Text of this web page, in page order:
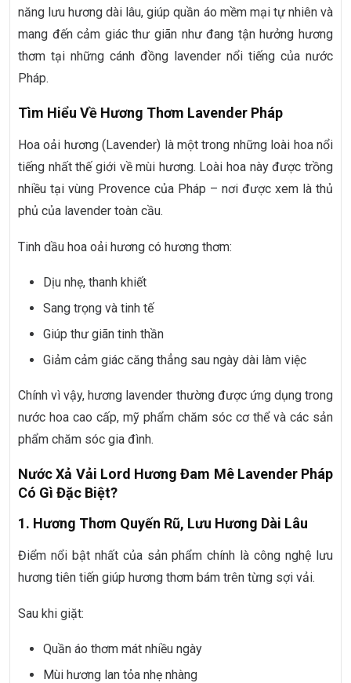
năng lưu hương dài lâu, giúp quần áo mềm mại tự nhiên và
mang đến cảm giác thư giãn như đang tận hưởng hương
thơm tại những cánh đồng lavender nổi tiếng của nước
Pháp.
Tìm Hiểu Về Hương Thơm Lavender Pháp
Hoa oải hương (Lavender) là một trong những loài hoa nổi
tiếng nhất thế giới về mùi hương. Loài hoa này được trồng
nhiều tại vùng Provence của Pháp – nơi được xem là thủ
phủ của lavender toàn cầu.
Tinh dầu hoa oải hương có hương thơm:
Dịu nhẹ, thanh khiết
Sang trọng và tinh tế
Giúp thư giãn tinh thần
Giảm cảm giác căng thẳng sau ngày dài làm việc
Chính vì vậy, hương lavender thường được ứng dụng trong
nước hoa cao cấp, mỹ phẩm chăm sóc cơ thể và các sản
phẩm chăm sóc gia đình.
Nước Xả Vải Lord Hương Đam Mê Lavender Pháp
Có Gì Đặc Biệt?
1. Hương Thơm Quyến Rũ, Lưu Hương Dài Lâu
Điểm nổi bật nhất của sản phẩm chính là công nghệ lưu
hương tiên tiến giúp hương thơm bám trên từng sợi vải.
Sau khi giặt:
Quần áo thơm mát nhiều ngày
Mùi hương lan tỏa nhẹ nhàng